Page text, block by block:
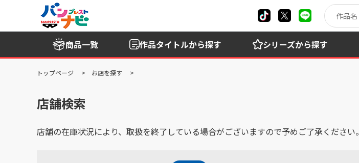
商品一覧 作品タイトルから探す シリーズから探す
トップページ お店を探す
店舗検索
店舗の在庫状況により、取扱を終了している場合がございますので予めご了承ください。